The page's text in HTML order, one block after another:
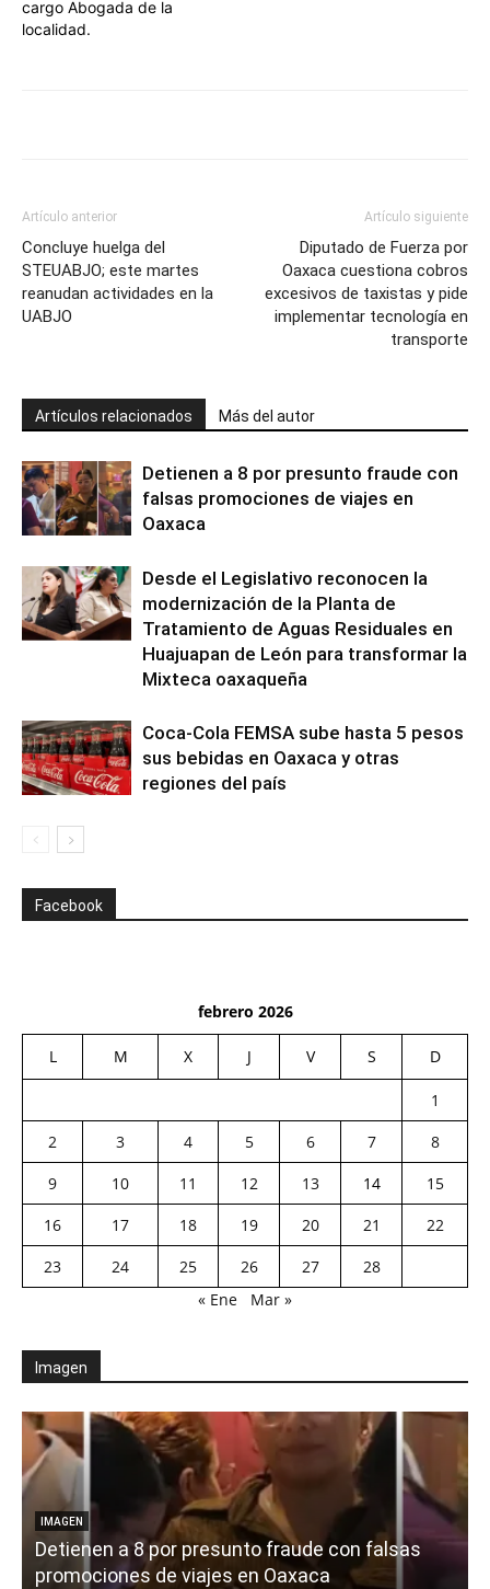
cargo Abogada de la
localidad.
Artículo anterior
Concluye huelga del
STEUABJO; este martes
reanudan actividades en la
UABJO
Artículo siguiente
Diputado de Fuerza por
Oaxaca cuestiona cobros
excesivos de taxistas y pide
implementar tecnología en
transporte
Artículos relacionados Más del autor
Detienen a 8 por presunto fraude con
falsas promociones de viajes en
Oaxaca
Desde el Legislativo reconocen la
modernización de la Planta de
Tratamiento de Aguas Residuales en
Huajuapan de León para transformar la
Mixteca oaxaqueña
Coca-Cola FEMSA sube hasta 5 pesos
sus bebidas en Oaxaca y otras
regiones del país
Facebook
febrero 2026
L M X J V S D
1
2
3 4 5 6 7
8
9
10 11 12 13 14
15
16
17 18 19 20 21
22
23
24 25 26 27
28
« Ene
Mar »
Imagen
IMAGEN
Detienen a 8 por presunto fraude con falsas
promociones de viajes en Oaxaca